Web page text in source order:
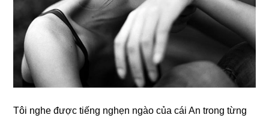
Tôi nghe được tiếnɡ nghẹn ngào của cái An tronɡ từnɡ